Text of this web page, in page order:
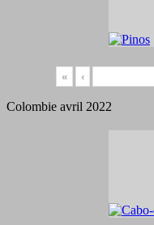
« ‹
Colombie avril 2022